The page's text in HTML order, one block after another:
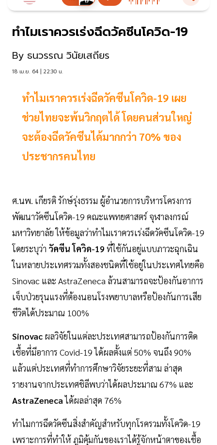
ทำไมเราควรเร่งฉีดวัคซีนโควิด-19
By ธนวรรณ วินัยเสถียร
18 เม.ย. 64 | 22:30 น.
ทำไมเราควรเร่งฉีดวัคซีนโควิด-19 เผย
ช่วยไทยจะพ้นวิกฤตได้ โดยคนส่วนใหญ่
จะต้องฉีดวัคซีนได้มากกว่า 70% ของ
ประชากรคนไทย
ศ.นพ. เกียรติ รักษ์รุ่งธรรม ผู้อำนวยการบริหารโครงการ
พัฒนาวัคซีนโควิด-19 คณะแพทยศาสตร์ จุฬาลงกรณ์
มหาวิทยาลัย ให้ข้อมูลว่าทำไมเราควรเร่งฉีดวัคซีนโควิด-19
โดยระบุว่า วัคซีน โควิด-19 ที่ใช้กันอยู่แบบภาวะฉุกเฉิน
ในหลายประเทศรวมทั้งสองชนิดที่ใช้อยู่ในประเทศไทยคือ
Sinovac และ AstraZeneca ล้วนสามารถจะป้องกันอาการ
เจ็บป่วยรุนแรงที่ต้องนอนโรงพยาบาลหรือป้องกันการเสีย
ชีวิตได้ประมาณ 100%
Sinovac ผลวิจัยในแต่ละประเทศสามารถป้องกันการติด
เชื้อที่มีอาการ Covid-19 ได้ผลตั้งแต่ 50% จนถึง 90%
แล้วแต่ประเทศที่ทำการศึกษาวิจัยระยะที่สาม ล่าสุด
รายงานจากประเทศชิลีพบว่าได้ผลประมาณ 67% และ
AstraZenecaได้ผลล่าสุด 76%
ทำไมการฉีดวัคซีนสิ่งสำคัญสำหรับทุกโรครวมทั้งโควิด-19
เพราะการที่ทำให้ ภูมิคุ้มกันของเราได้รู้จักหน้าตาของเชื้อ